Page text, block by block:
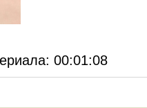
: 00:01:08